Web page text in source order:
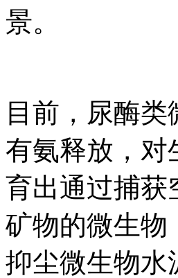
景。
目前，尿酶
有氨释放，对
育出通过捕获
矿物的微生物
抑尘微生物水